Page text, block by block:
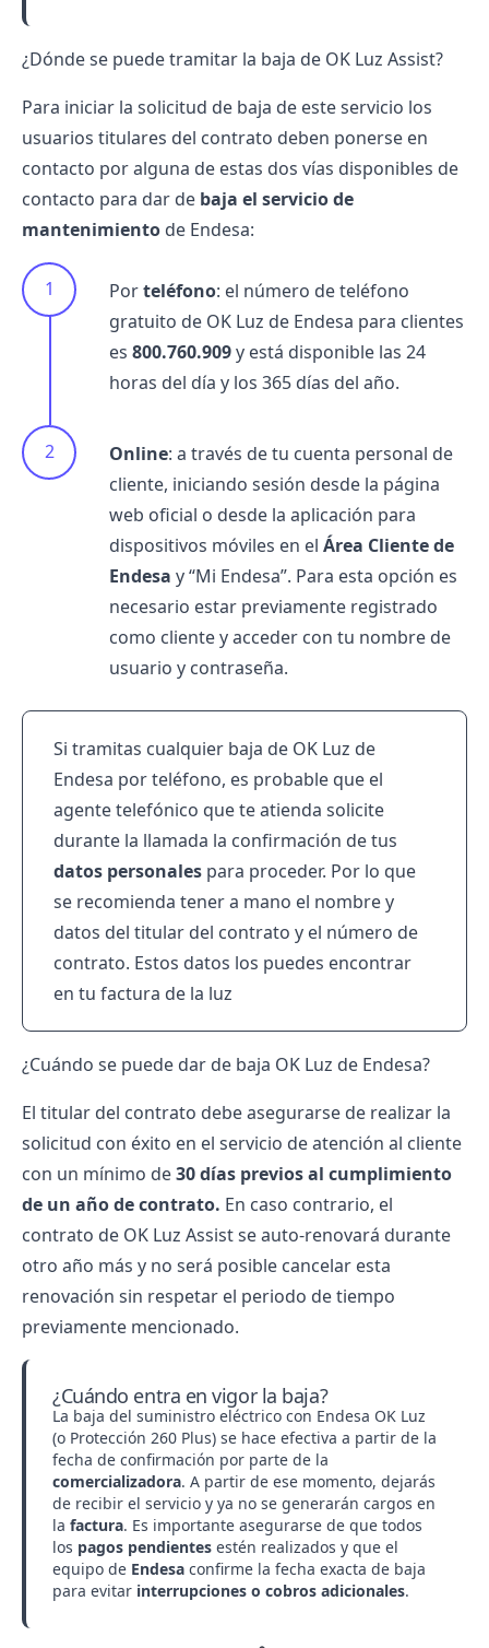
¿Dónde se puede tramitar la baja de OK Luz Assist?
Para iniciar la solicitud de baja de este servicio los
usuarios titulares del contrato deben ponerse en
contacto por alguna de estas dos vías disponibles de
contacto para dar de baja el servicio de
mantenimiento de Endesa:
Porteléfono: el número de teléfono
gratuito de OK Luz de Endesa para clientes
es 800.760.909y está disponible las 24
horas del día y los 365 días del año.
Online: a través de tu cuenta personal de
cliente, iniciando sesión desde la página
web oficial o desde la aplicación para
dispositivos móviles en el Área Cliente de
Endesa y “Mi Endesa”. Para esta opción es
necesario estar previamente registrado
como cliente y acceder con tu nombre de
usuario y contraseña.
Si tramitas cualquier baja de OK Luz de
Endesa por teléfono, es probable que el
agente telefónico que te atienda solicite
durante la llamada la confirmación de tus
datos personales para proceder. Por lo que
se recomienda tener a mano el nombre y
datos del titular del contrato y el número de
contrato. Estos datos los puedes encontrar
en tu factura de la luz
¿Cuándo se puede dar de baja OK Luz de Endesa?
El titular del contrato debe asegurarse de realizar la
solicitud con éxito en el servicio de atención al cliente
con un mínimo de30 días previos al cumplimiento
de un año de contrato. En caso contrario, el
contrato de OK Luz Assist se auto-renovará durante
otro año más y no será posible cancelar esta
renovación sin respetar el periodo de tiempo
previamente mencionado.
¿Cuándo entra en vigor la baja?
La baja del suministro eléctrico con Endesa OK Luz
(o Protección 260 Plus) se hace efectiva a partir de la
fecha de confirmación por parte de la
comercializadora. A partir de ese momento, dejarás
de recibir el servicio y ya no se generarán cargos en
la factura. Es importante asegurarse de que todos
los pagos pendientes estén realizados y que el
equipo de Endesa confirme la fecha exacta de baja
para evitar interrupciones o cobros adicionales.